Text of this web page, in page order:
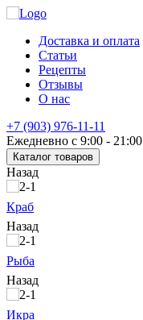
Доставка и оплата
Статьи
Рецепты
Отзывы
О нас
+7 (903) 976-11-11
Ежедневно с 9:00 - 21:00
Каталог товаров
Назад
Краб
Назад
Рыба
Назад
Икра